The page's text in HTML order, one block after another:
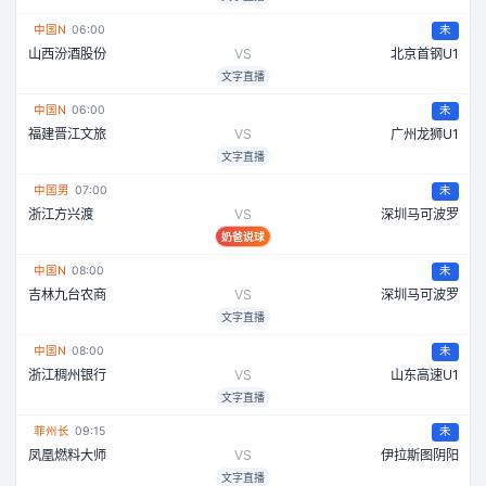
中国N 06:00 未
山西汾酒股份 VS 北京首钢U1
文字直播
中国N 06:00 未
福建晋江文旅 VS 广州龙狮U1
文字直播
中国男 07:00 未
浙江方兴渡 VS 深圳马可波罗
奶爸说球
中国N 08:00 未
吉林九台农商 VS 深圳马可波罗
文字直播
中国N 08:00 未
浙江稠州银行 VS 山东高速U1
文字直播
菲州长 09:15 未
凤凰燃料大师 VS 伊拉斯图阴阳
文字直播